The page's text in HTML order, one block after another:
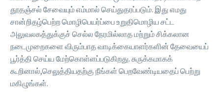
தூதஞ்சல் சேவையும் எம்மால் செய்துதரப்படும். இது எமது
சான்றிதழ்பெற்ற மொழிபெயர்ப்பை உறுதிமொழிய சட்ட
அலுவலகத்துக்குச் செல்ல நேரமில்லாத மற்றும் சிக்கலான
நடைமுறைகளை விரும்பாத வாடிக்கையாளர்களின் தேவையைப்
பூர்த்தி செய்ய மேற்கொள்ளப்படுகிறது. சுருக்கமாகக்
கூறினால்,செலுத்தியதற்கு நீங்கள் பெறவேண்டியதைப் பெற்று
மகிழுங்கள்.